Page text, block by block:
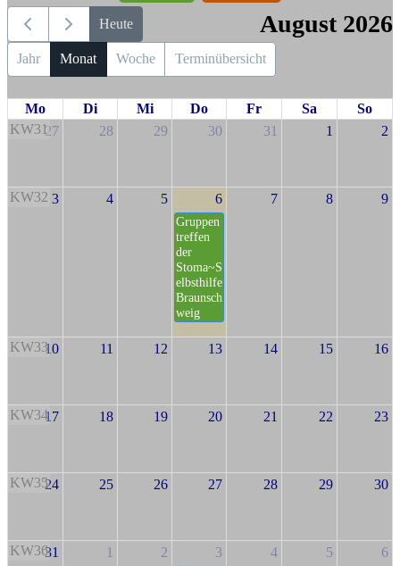
Heute August 2026
Jahr Monat Woche Terminübersicht
Mo Di Mi Do Fr Sa
So
KW3127 28 29 30 31 1 2
KW32 3 4 5 6
Gruppen
treffen
der
Stoma~S
elbsthilfe
Braunsch
weig
7 8 9
KW3310 11 12 13 14 15 16
KW3417 18 19 20 21 22 23
KW3524 25 26 27 28 29 30
KW3631 1 2 3 4 5 6